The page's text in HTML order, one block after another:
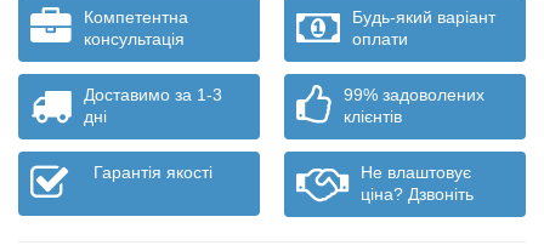
Компетентна
консультація
Будь-який варіант
оплати
Доставимо за 1-3
дні
99% задоволених
клієнтів
Гарантія якості
Не влаштовує
ціна? Дзвоніть